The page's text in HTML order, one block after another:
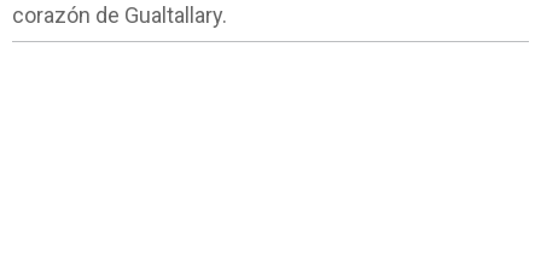
corazón de Gualtallary.